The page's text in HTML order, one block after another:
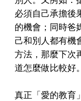
必須自己承擔後
的機會；同時爸
己和別人都有機
方法，那麼下次
道怎麼做比較好。
真正「愛的教育